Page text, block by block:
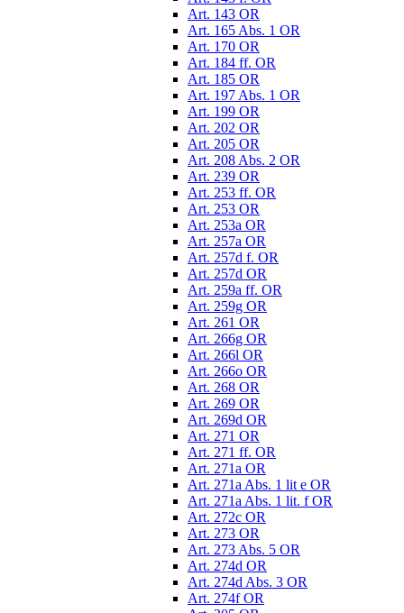
Art. 143 OR
Art. 165 Abs. 1 OR
Art. 170 OR
Art. 184 ff. OR
Art. 185 OR
Art. 197 Abs. 1 OR
Art. 199 OR
Art. 202 OR
Art. 205 OR
Art. 208 Abs. 2 OR
Art. 239 OR
Art. 253 ff. OR
Art. 253 OR
Art. 253a OR
Art. 257a OR
Art. 257d f. OR
Art. 257d OR
Art. 259a ff. OR
Art. 259g OR
Art. 261 OR
Art. 266g OR
Art. 266l OR
Art. 266o OR
Art. 268 OR
Art. 269 OR
Art. 269d OR
Art. 271 OR
Art. 271 ff. OR
Art. 271a OR
Art. 271a Abs. 1 lit e OR
Art. 271a Abs. 1 lit. f OR
Art. 272c OR
Art. 273 OR
Art. 273 Abs. 5 OR
Art. 274d OR
Art. 274d Abs. 3 OR
Art. 274f OR